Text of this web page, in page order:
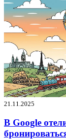
21.11.2025
В Google